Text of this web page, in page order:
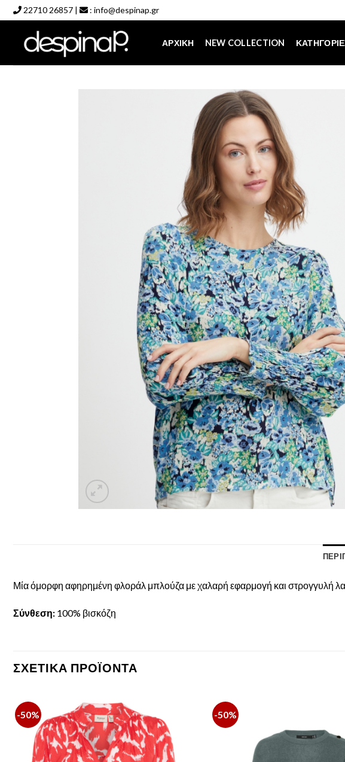
to
content
22710 26857 | : info@despinap.gr
ΑΡΧΙΚΉ NEW COLLECTION
Μία όμορφη αφηρημένη φλοράλ μπλούζα με χαλαρή εφαρμογή και στρογγυλή
Σύνθεση: 100% βισκόζη
ΣΧΕΤΙΚΆ ΠΡΟΪΌΝΤΑ
-50% -50%